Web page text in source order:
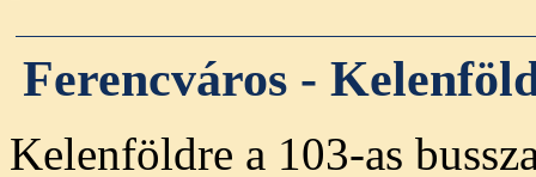
Ferencváros -
Kelenföldre a 103-as